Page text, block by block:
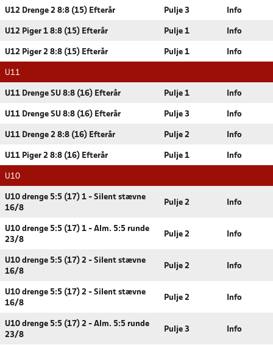
U12 Drenge 2 8:8 (15) Efterår Pulje 3 Info
U12 Piger 1 8:8 (15) Efterår Pulje 1 Info
U12 Piger 2 8:8 (15) Efterår Pulje 1 Info
U11
U11 Drenge SU 8:8 (16) Efterår Pulje 1 Info
U11 Drenge SU 8:8 (16) Efterår Pulje 3 Info
U11 Drenge 2 8:8 (16) Efterår Pulje 2 Info
U11 Piger 2 8:8 (16) Efterår Pulje 1 Info
U10
U10 drenge 5:5 (17) 1 - Silent stævne
16/8
Pulje 2 Info
U10 drenge 5:5 (17) 1 - Alm. 5:5 runde
23/8
Pulje 2 Info
U10 drenge 5:5 (17) 2 - Silent stævne
16/8
Pulje 2 Info
U10 drenge 5:5 (17) 2 - Silent stævne
16/8
Pulje 2 Info
U10 drenge 5:5 (17) 2 - Alm. 5:5 runde
23/8
Pulje 3 Info